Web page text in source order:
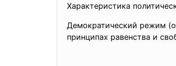
Характеристика
Демократический режим
принципах равенства и